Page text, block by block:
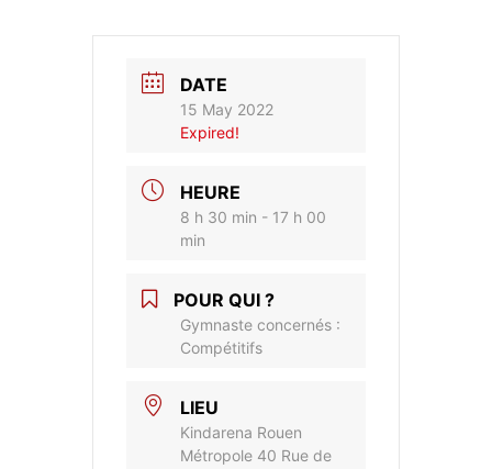
DATE
15 May 2022
Expired!
HEURE
8 h 30 min - 17 h 00
min
POUR QUI ?
Gymnaste concernés :
Compétitifs
LIEU
Kindarena Rouen
Métropole 40 Rue de